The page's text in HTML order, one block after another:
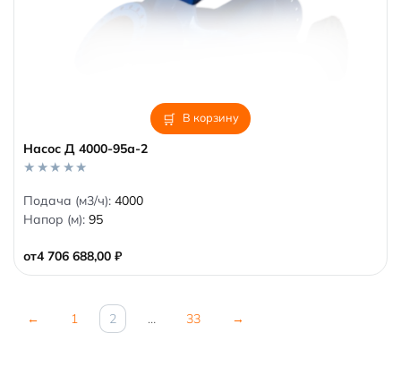
В корзину
Насос Д 4000-95а-2
от4 706 688,00 ₽
0
o
u
f
5
Подача (м3/ч): 4000
Напор (м): 95
← 1 2 … 33 →